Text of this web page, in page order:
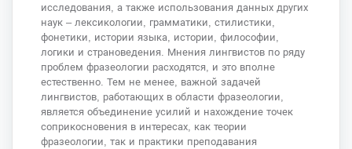
исследования, а также использования данных других
наук – лексикологии, грамматики, стилистики,
фонетики, истории языка, истории, философии,
логики и страноведения. Мнения лингвистов по ряду
проблем фразеологии расходятся, и это вполне
естественно. Тем не менее, важной задачей
лингвистов, работающих в области фразеологии,
является объединение усилий и нахождение точек
соприкосновения в интересах, как теории
фразеологии, так и практики преподавания